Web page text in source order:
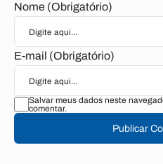
Nome (Obrigatório)
E-mail (Obrigatório)
Salvar meus dados neste
comentar.
Publicar